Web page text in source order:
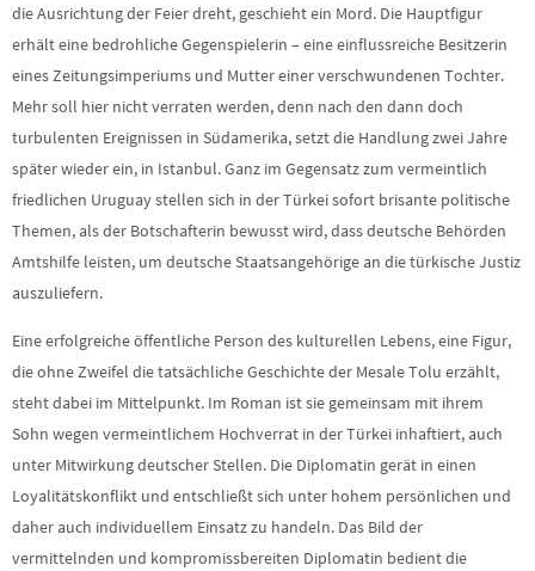
die Ausrichtung der Feier dreht, geschieht ein Mord. Die Hauptfigur
erhält eine bedrohliche Gegenspielerin – eine einflussreiche Besitzerin
eines Zeitungsimperiums und Mutter einer verschwundenen Tochter.
Mehr soll hier nicht verraten werden, denn nach den dann doch
turbulenten Ereignissen in Südamerika, setzt die Handlung zwei Jahre
später wieder ein, in Istanbul. Ganz im Gegensatz zum vermeintlich
friedlichen Uruguay stellen sich in der Türkei sofort brisante politische
Themen, als der Botschafterin bewusst wird, dass deutsche Behörden
Amtshilfe leisten, um deutsche Staatsangehörige an die türkische Justiz
auszuliefern.
Eine erfolgreiche öffentliche Person des kulturellen Lebens, eine Figur,
die ohne Zweifel die tatsächliche Geschichte der Mesale Tolu erzählt,
steht dabei im Mittelpunkt. Im Roman ist sie gemeinsam mit ihrem
Sohn wegen vermeintlichem Hochverrat in der Türkei inhaftiert, auch
unter Mitwirkung deutscher Stellen. Die Diplomatin gerät in einen
Loyalitätskonflikt und entschließt sich unter hohem persönlichen und
daher auch individuellem Einsatz zu handeln. Das Bild der
vermittelnden und kompromissbereiten Diplomatin bedient die